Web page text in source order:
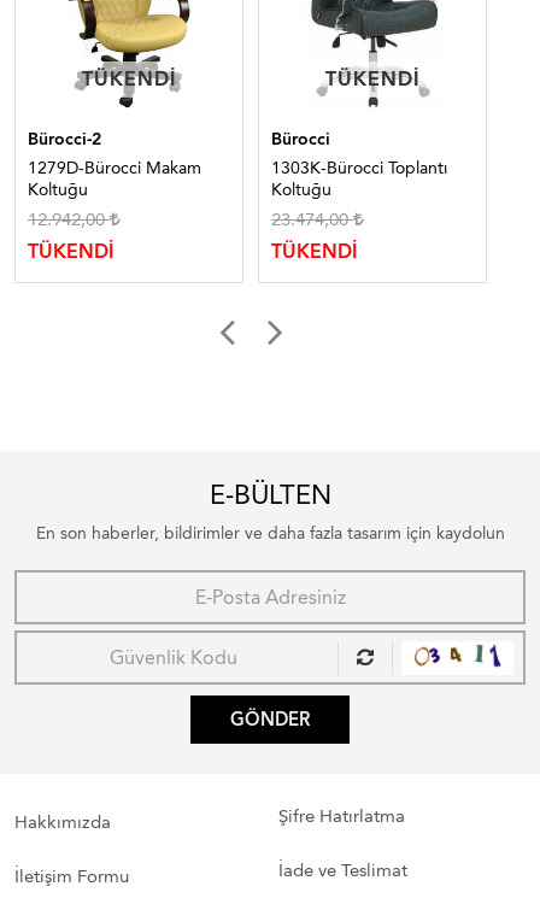
TÜKENDI
TÜKENDI
Bürocci-2
1279D-Bürocci Makam
Koltuğu
12.942,00
TÜKENDİ
TÜKENDI
TÜKENDI
Bürocci
1303K-Bürocci Toplantı
Koltuğu
23.474,00
TÜKENDİ
E-BÜLTEN
En son haberler, bildirimler ve daha fazla tasarım için kaydolun
GÖNDER
Hakkımızda
İletişim Formu
Şifre Hatırlatma
İade ve Teslimat